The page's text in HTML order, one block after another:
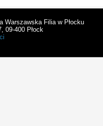
Warszawska Filia w Płocku
09-400 Płock